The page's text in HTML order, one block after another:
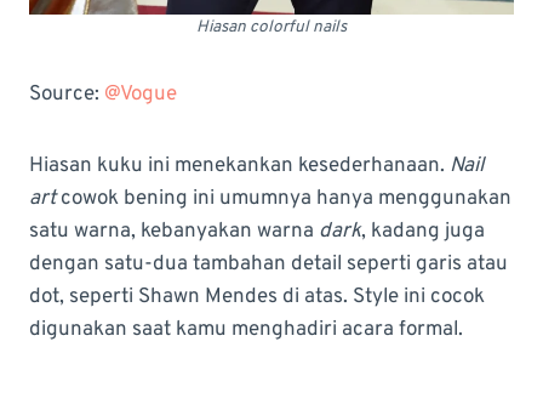
Hiasan colorful nails
Source: @Vogue
Hiasan kuku ini menekankan kesederhanaan. Nail
artcowok bening ini umumnya hanya menggunakan
satu warna, kebanyakan warna dark, kadang juga
dengan satu-dua tambahan detail seperti garis atau
dot, seperti Shawn Mendes di atas. Style ini cocok
digunakan saat kamu menghadiri acara formal.